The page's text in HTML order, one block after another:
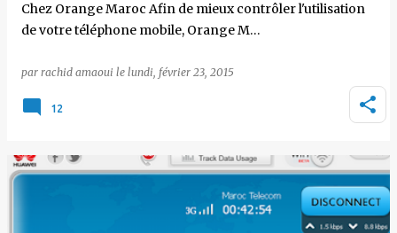
Chez Orange Maroc Afin de mieux contrôler l'utilisation
de votre téléphone mobile, Orange M…
par rachid amaoui le lundi, février 23, 2015
12